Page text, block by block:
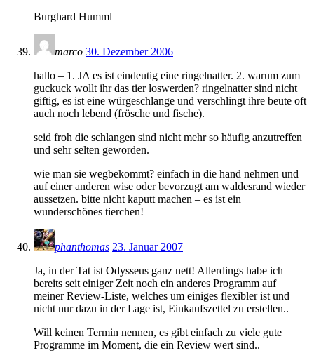
Burghard Humml
marco 30. Dezember 2006
hallo – 1. JA es ist eindeutig eine ringelnatter. 2. warum zum
guckuck wollt ihr das tier loswerden? ringelnatter sind nicht
giftig, es ist eine würgeschlange und verschlingt ihre beute oft
auch noch lebend (frösche und fische).
seid froh die schlangen sind nicht mehr so häufig anzutreffen
und sehr selten geworden.
wie man sie wegbekommt? einfach in die hand nehmen und
auf einer anderen wise oder bevorzugt am waldesrand wieder
aussetzen. bitte nicht kaputt machen – es ist ein
wunderschönes tierchen!
phanthomas 23. Januar 2007
Ja, in der Tat ist Odysseus ganz nett! Allerdings habe ich
bereits seit einiger Zeit noch ein anderes Programm auf
meiner Review-Liste, welches um einiges flexibler ist und
nicht nur dazu in der Lage ist, Einkaufszettel zu erstellen..
Will keinen Termin nennen, es gibt einfach zu viele gute
Programme im Moment, die ein Review wert sind..